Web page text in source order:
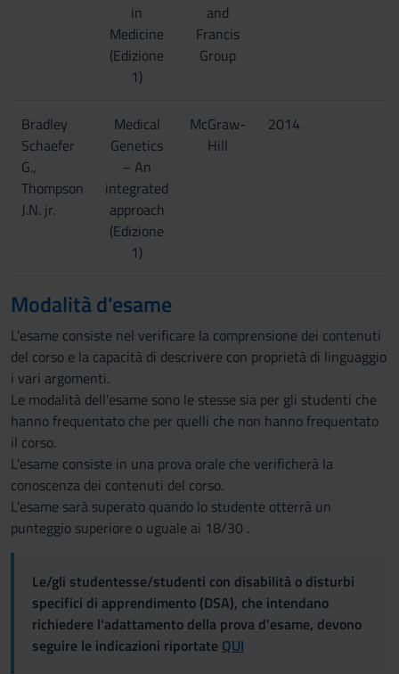
in
Medicine
(Edizione
1)
and
Francis
Group
Bradley
Schaefer
G.,
Thompson
J.N. jr.
Medical
Genetics
– An
integrated
approach
(Edizione
1)
McGraw-
Hill
2014
Modalità d'esame
L'esame consiste nel verificare la comprensione dei contenuti
del corso e la capacità di descrivere con proprietà di linguaggio
i vari argomenti.
Le modalità dell'esame sono le stesse sia per gli studenti che
hanno frequentato che per quelli che non hanno frequentato
il corso.
L'esame consiste in una prova orale che verificherà la
conoscenza dei contenuti del corso.
L'esame sarà superato quando lo studente otterrà un
punteggio superiore o uguale ai 18/30 .
Le/gli studentesse/studenti con disabilità o disturbi
specifici di apprendimento (DSA), che intendano
richiedere l'adattamento della prova d'esame, devono
seguire le indicazioni riportate QUI